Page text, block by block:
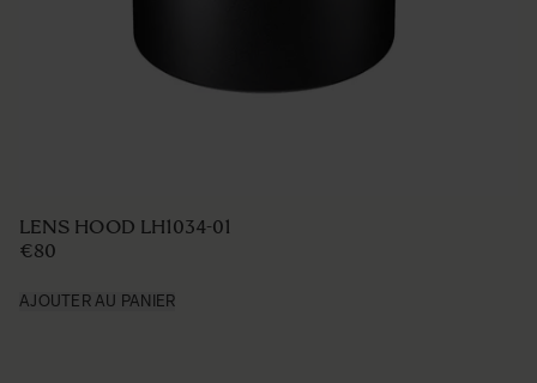
LENS HOOD LH1034-01
€80
AJOUTER AU PANIER